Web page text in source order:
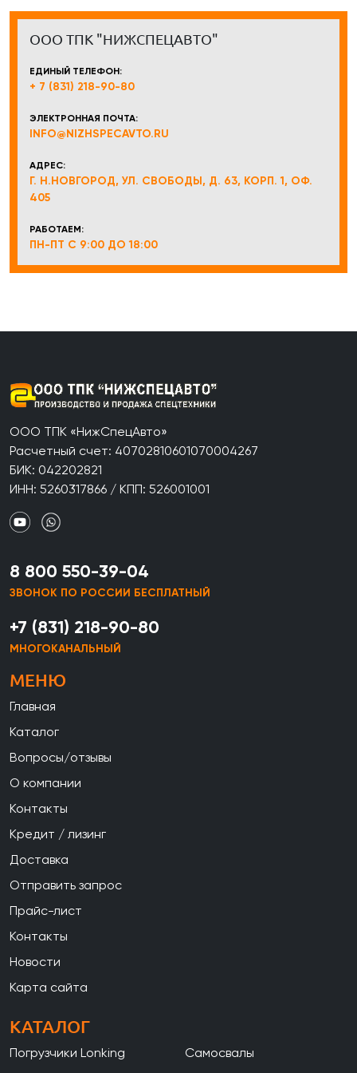
ООО ТПК "НИЖСПЕЦАВТО"
ЕДИНЫЙ ТЕЛЕФОН:
+ 7 (831) 218-90-80
ЭЛЕКТРОННАЯ ПОЧТА:
INFO@NIZHSPECAVTO.RU
АДРЕС:
Г. Н.НОВГОРОД, УЛ. СВОБОДЫ, Д. 63, КОРП. 1, ОФ.
405
РАБОТАЕМ:
ПН-ПТ С 9:00 ДО 18:00
ООО ТПК «НижСпецАвто»
Расчетный счет: 40702810601070004267
БИК: 042202821
ИНН: 5260317866 / КПП: 526001001
8 800 550-39-04
ЗВОНОК ПО РОССИИ БЕСПЛАТНЫЙ
+7 (831) 218-90-80
МНОГОКАНАЛЬНЫЙ
МЕНЮ
Главная
Каталог
Вопросы/отзывы
О компании
Контакты
Кредит / лизинг
Доставка
Отправить запрос
Прайс-лист
Контакты
Новости
Карта сайта
КАТАЛОГ
Погрузчики Lonking
Самосвалы